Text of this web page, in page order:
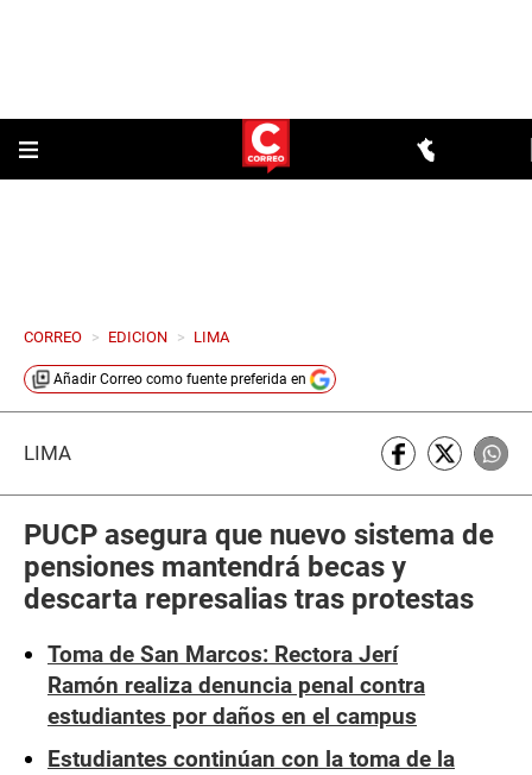
CORREO > EDICION > LIMA
Añadir Correo como fuente preferida en
LIMA
PUCP asegura que nuevo sistema de
pensiones mantendrá becas y
descarta represalias tras protestas
Toma de San Marcos: Rectora Jerí
Ramón realiza denuncia penal contra
estudiantes por daños en el campus
Estudiantes continúan con la toma de la